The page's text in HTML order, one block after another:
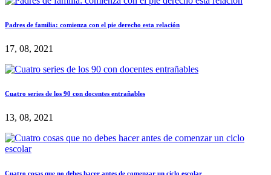
Padres de familia: comienza con el pie derecho esta relación
17, 08, 2021
Cuatro series de los 90 con docentes entrañables
13, 08, 2021
Cuatro cosas que no debes hacer antes de comenzar un ciclo escolar